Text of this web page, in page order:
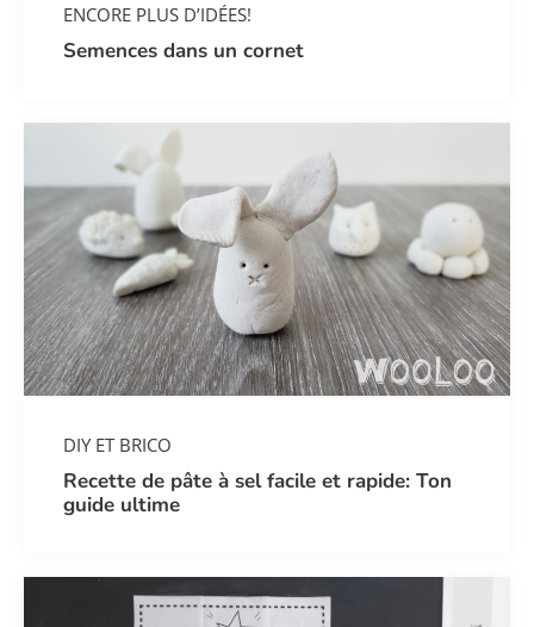
ENCORE PLUS D’IDÉES!
Semences dans un cornet
DIY ET BRICO
Recette de pâte à sel facile et rapide: Ton
guide ultime